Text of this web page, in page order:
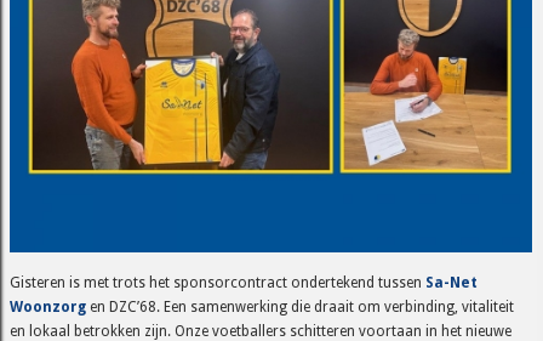
Gisteren is met trots het sponsorcontract ondertekend tussen Sa-Net
Woonzorg en DZC’68. Een samenwerking die draait om verbinding, vitaliteit
en lokaal betrokken zijn. Onze voetballers schitteren voortaan in het nieuwe